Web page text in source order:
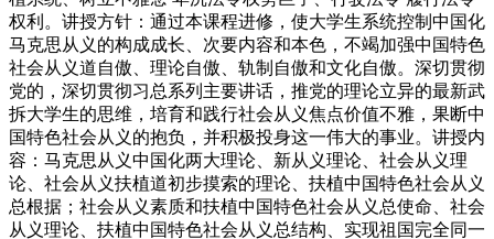
权利。讲授方针：通过本课程进修，使大学生系统控制中国化
马克思从义的构成成长、次要内容和本色，不竭加强中国特色
社会从义道自傲、理论自傲、轨制自傲和文化自傲。深切贯彻
党的，深切贯彻习总系列主要讲话，推党的理论立异的最新武
拆大学生的思维，培育和践行社会从义焦点价值不雅，果断中
国特色社会从义的抱负，并积极投身这一伟大的事业。讲授内
容：马克思从义中国化两大理论、新从义理论、社会从义理
论、社会从义扶植道初步摸索的理论、扶植中国特色社会从义
总根据；社会从义素质和扶植中国特色社会从义总使命、社会
从义理论、扶植中国特色社会从义总结构、实现祖国完全同一